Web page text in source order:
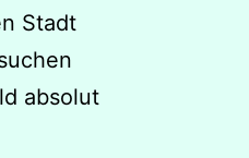
Stadt
absolut